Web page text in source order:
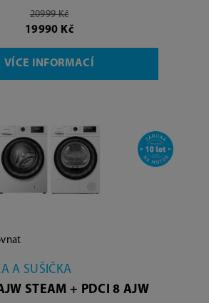
20999 Kč
19990 Kč
VÍCE INFORMACÍ
A SUŠIČKA
STEAM + PDCI 8 AJW